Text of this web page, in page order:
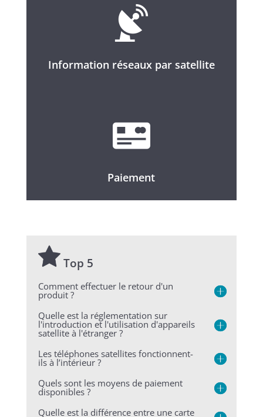
Information réseaux par satellite
Paiement
Top 5
Comment effectuer le retour d'un
produit ?
Quelle est la réglementation sur
l'introduction et l'utilisation d'appareils
satellite à l'étranger ?
Les téléphones satellites fonctionnent-
ils à l’intérieur ?
Quels sont les moyens de paiement
disponibles ?
Quelle est la différence entre une carte